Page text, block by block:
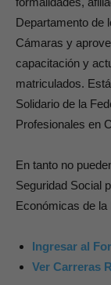
Departamento de
Cámaras y
capacitación y
matriculados.
Solidario de la
Profesionales en
En tanto no
Seguridad Social
Económicas de la
Ingresar al
Ver Carreras